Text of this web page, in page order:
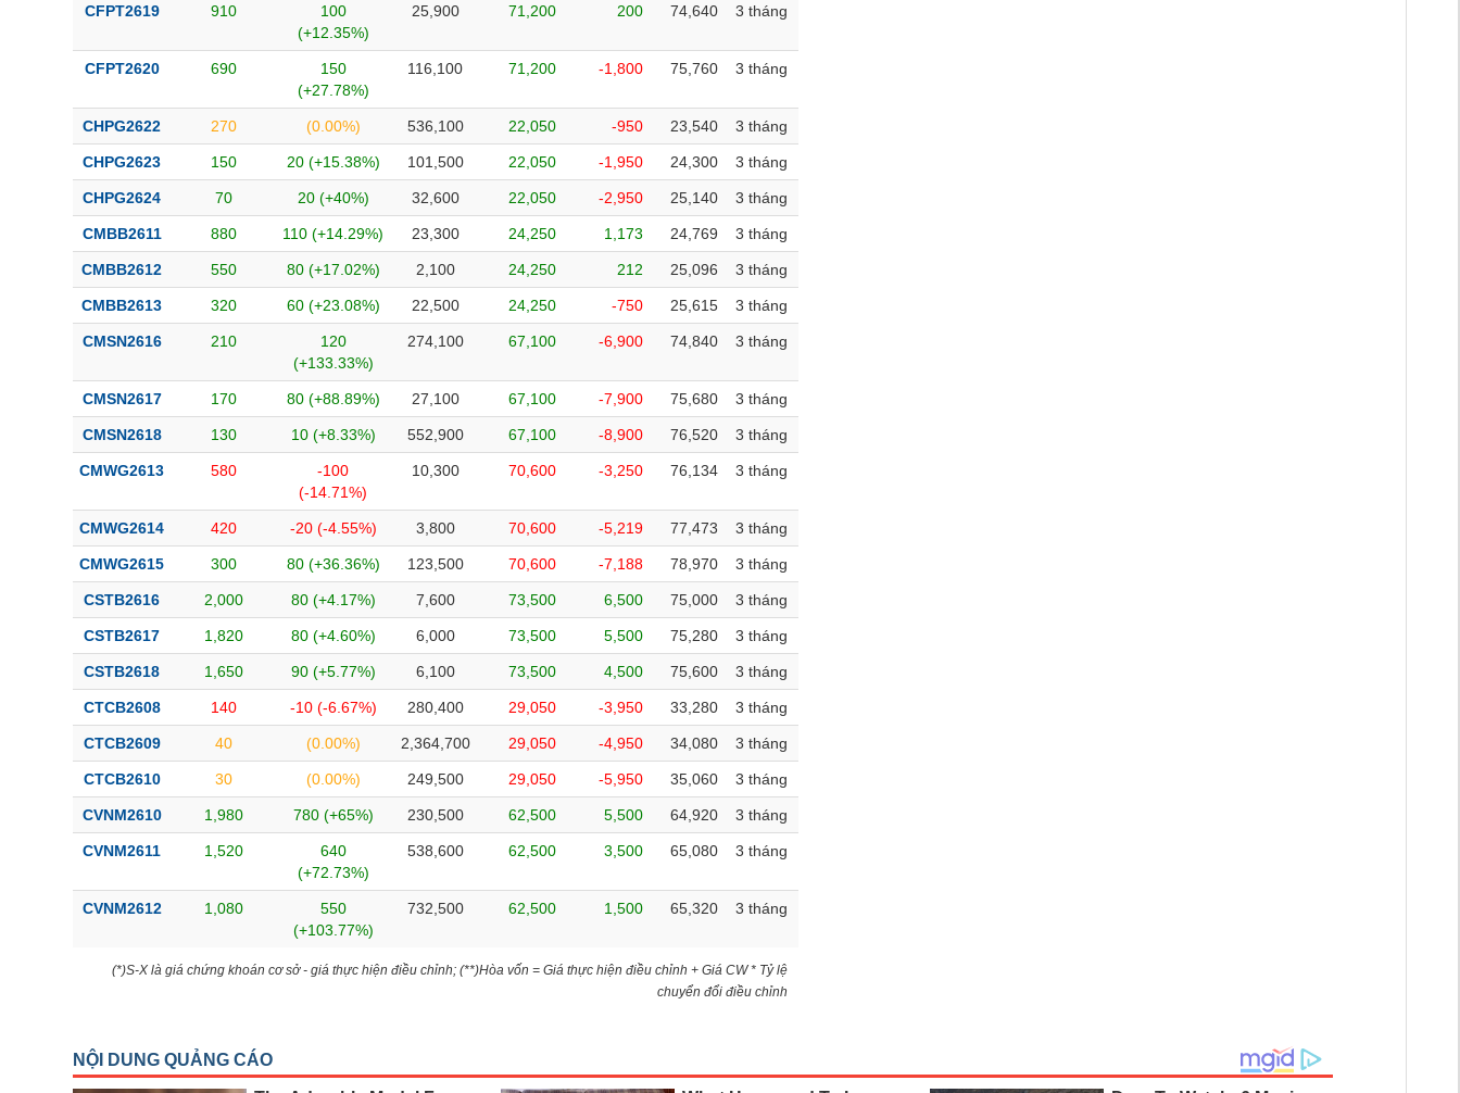
CFPT2619 910
100
(+12.35%)
25,900 71,200 200 74,640 3 tháng
CFPT2620 690
150
(+27.78%)
116,100 71,200 -1,800 75,760 3 tháng
CHPG2622 270 (0.00%) 536,100 22,050 -950 23,540 3 tháng
CHPG2623 150 20 (+15.38%) 101,500 22,050 -1,950 24,300 3 tháng
CHPG2624 70 20 (+40%) 32,600 22,050 -2,950 25,140 3 tháng
CMBB2611 880 110 (+14.29%) 23,300 24,250 1,173 24,769 3 tháng
CMBB2612 550 80 (+17.02%) 2,100 24,250 212 25,096 3 tháng
CMBB2613 320 60 (+23.08%) 22,500 24,250 -750 25,615 3 tháng
CMSN2616 210
120
(+133.33%)
274,100 67,100 -6,900 74,840 3 tháng
CMSN2617 170 80 (+88.89%) 27,100 67,100 -7,900 75,680 3 tháng
CMSN2618 130 10 (+8.33%) 552,900 67,100 -8,900 76,520 3 tháng
CMWG2613 580
-100
(-14.71%)
10,300 70,600 -3,250 76,134 3 tháng
CMWG2614 420 -20 (-4.55%) 3,800 70,600 -5,219 77,473 3 tháng
CMWG2615 300 80 (+36.36%) 123,500 70,600 -7,188 78,970 3 tháng
CSTB2616 2,000 80 (+4.17%) 7,600 73,500 6,500 75,000 3 tháng
CSTB2617 1,820 80 (+4.60%) 6,000 73,500 5,500 75,280 3 tháng
CSTB2618 1,650 90 (+5.77%) 6,100 73,500 4,500 75,600 3 tháng
CTCB2608 140 -10 (-6.67%) 280,400 29,050 -3,950 33,280 3 tháng
CTCB2609 40 (0.00%) 2,364,700 29,050 -4,950 34,080 3 tháng
CTCB2610 30 (0.00%) 249,500 29,050 -5,950 35,060 3 tháng
CVNM2610 1,980 780 (+65%) 230,500 62,500 5,500 64,920 3 tháng
CVNM2611 1,520
640
(+72.73%)
538,600 62,500 3,500 65,080 3 tháng
CVNM2612 1,080
550
(+103.77%)
732,500 62,500 1,500 65,320 3 tháng
(*)S-X là giá chứng khoán cơ sở - giá thực hiện điều chỉnh; (**)Hòa vốn = Giá thực hiện điều chỉnh + Giá CW * Tỷ lệ
chuyển đổi điều chỉnh